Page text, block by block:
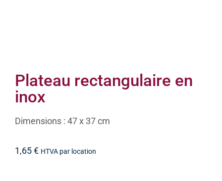
Plateau rectangulaire en
inox
Dimensions : 47 x 37 cm
1,65 € HTVA par location